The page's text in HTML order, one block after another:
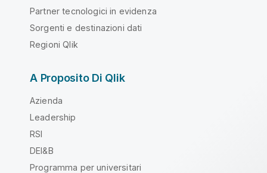
Partner tecnologici in evidenza
Sorgenti e destinazioni dati
Regioni Qlik
A Proposito Di Qlik
Azienda
Leadership
RSI
DEI&B
Programma per universitari